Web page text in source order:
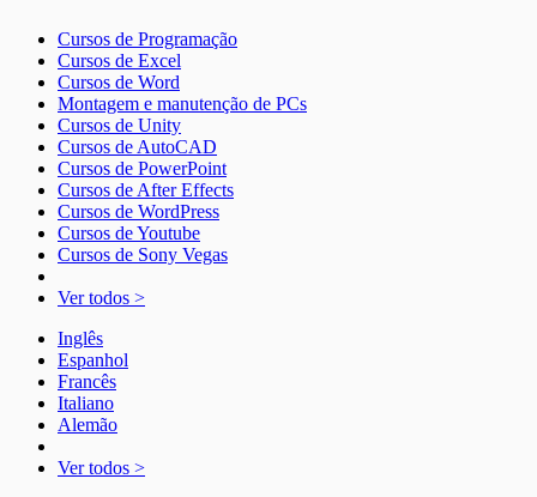
Cursos de Programação
Cursos de Excel
Cursos de Word
Montagem e manutenção de PCs
Cursos de Unity
Cursos de AutoCAD
Cursos de PowerPoint
Cursos de After Effects
Cursos de WordPress
Cursos de Youtube
Cursos de Sony Vegas
Ver todos >
Inglês
Espanhol
Francês
Italiano
Alemão
Ver todos >